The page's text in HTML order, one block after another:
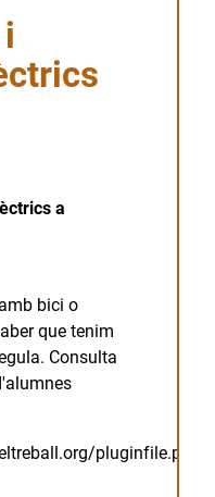
a
bici o
que tenim
Consulta
pluginfile.php/